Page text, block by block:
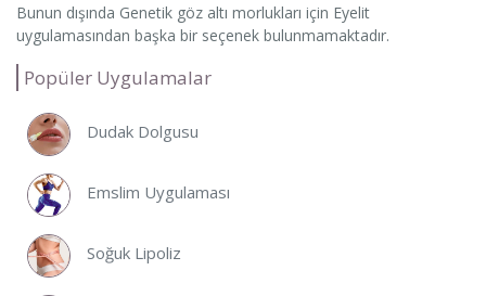
Bunun dışında Genetik göz altı morlukları için Eyelit
uygulamasından başka bir seçenek bulunmamaktadır.
Popüler Uygulamalar
Dudak Dolgusu
Emslim Uygulaması
Soğuk Lipoliz